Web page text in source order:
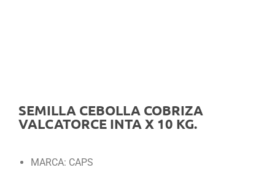
SEMILLA CEBOLLA COBRIZA
VALCATORCE INTA X 10 KG.
MARCA: CAPS